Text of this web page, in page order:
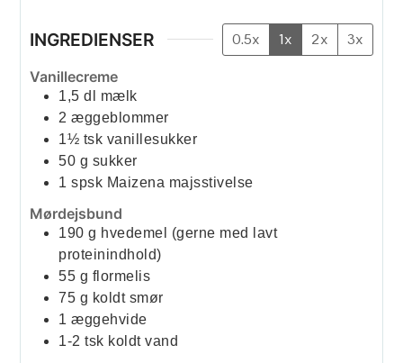
INGREDIENSER 0.5x 1x 2x 3x
Vanillecreme
1,5 dl
mælk
2 æggeblommer
1½ tsk vanillesukker
50 g sukker
1 spsk Maizena majsstivelse
Mørdejsbund
190 g hvedemel (gerne med lavt
proteinindhold)
55 g flormelis
75 g koldt smør
1 æggehvide
1-2 tsk koldt vand